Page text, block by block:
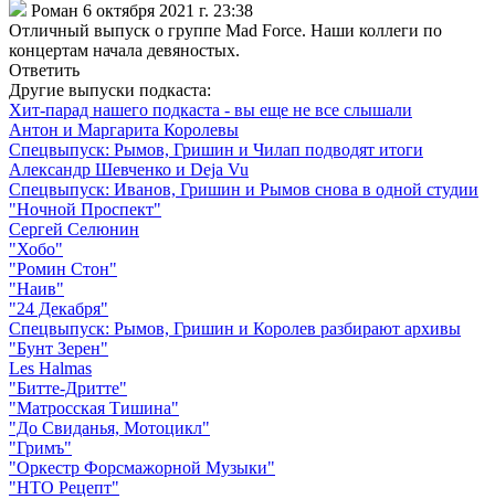
Роман 6 октября 2021 г. 23:38
Отличный выпуск о группе Mad Force. Наши коллеги по
концертам начала девяностых.
Ответить
Другие выпуски подкаста:
Хит-парад нашего подкаста - вы еще не все слышали
Антон и Маргарита Королевы
Спецвыпуск: Рымов, Гришин и Чилап подводят итоги
Александр Шевченко и Deja Vu
Спецвыпуск: Иванов, Гришин и Рымов снова в одной студии
"Ночной Проспект"
Сергей Селюнин
"Хобо"
"Ромин Стон"
"Наив"
"24 Декабря"
Спецвыпуск: Рымов, Гришин и Королев разбирают архивы
"Бунт Зерен"
Les Halmas
"Битте-Дритте"
"Матросская Тишина"
"До Свиданья, Мотоцикл"
"Гримъ"
"Оркестр Форсмажорной Музыки"
"НТО Рецепт"